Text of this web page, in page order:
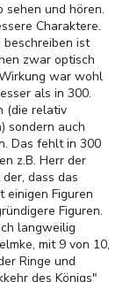
sehen und hören.
Charaktere.
beschreiben ist
zwar optisch
war wohl
als in 300.
(die relativ
sondern auch
Das fehlt in 300
z.B. Herr der
dass das
einigen Figuren
Figuren.
langweilig
mit 9 von 10,
Ringe und
des Königs"